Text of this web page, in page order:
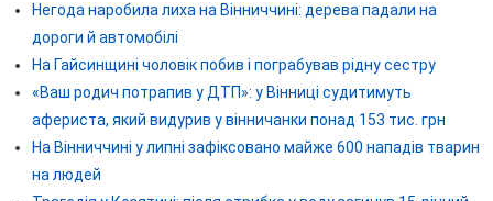
Негода наробила лиха на Вінниччині: дерева падали на
дороги й автомобілі
На Гайсинщині чоловік побив і пограбував рідну сестру
«Ваш родич потрапив у ДТП»: у Вінниці судитимуть
афериста, який видурив у вінничанки понад 153 тис. грн
На Вінниччині у липні зафіксовано майже 600 нападів тварин
на людей